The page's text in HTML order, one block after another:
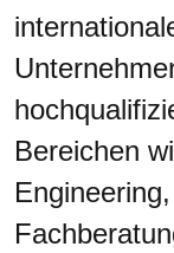
Bereichen